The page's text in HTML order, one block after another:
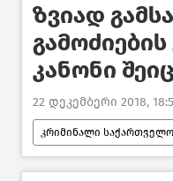
ზვიად
კანონი
22 დეკემბერი 2018,
კრიმინალი
ზვიად გამსახურდიას